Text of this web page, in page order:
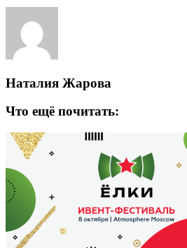
Наталия Жарова
Что ещё почитать: